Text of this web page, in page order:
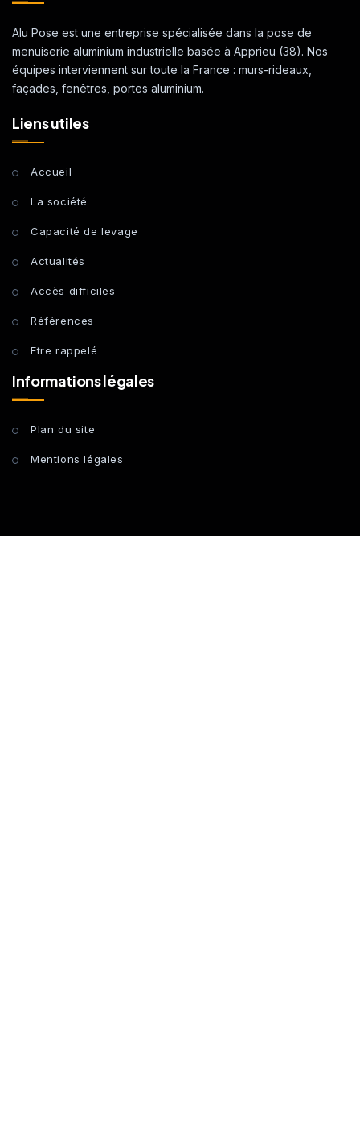
Alu Pose est une entreprise spécialisée dans la pose de
menuiserie aluminium industrielle basée à Apprieu (38). Nos
équipes interviennent sur toute la France : murs-rideaux,
façades, fenêtres, portes aluminium.
Liens utiles
Accueil
La société
Capacité de levage
Actualités
Accès difficiles
Références
Etre rappelé
Informations légales
Plan du site
Mentions légales